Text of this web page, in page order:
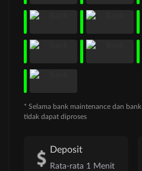
* Selama bank maintenance dan
tidak dapat diproses
Deposit
Rata-rata 1 Menit